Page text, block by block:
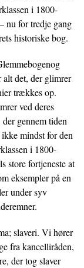
i 1800-
nu for tredje gang
historiske bog.
alt det, der glimrer
trækkes op.
ved deres
gennem tiden
mindst for den
i 1800-
store fortjeneste at
eksempler på en
under syv
slaveri. Vi hører
fra kancelliråden,
der tog slaver